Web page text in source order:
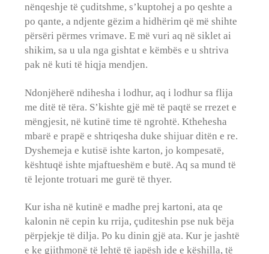
nënqeshje të çuditshme, s’kuptohej a po qeshte a
po qante, a ndjente gëzim a hidhërim që më shihte
përsëri përmes vrimave. E më vuri aq në siklet ai
shikim, sa u ula nga gishtat e këmbës e u shtriva
pak në kuti të hiqja mendjen.
Ndonjëherë ndihesha i lodhur, aq i lodhur sa flija
me ditë të tëra. S’kishte gjë më të paqtë se rrezet e
mëngjesit, në kutinë time të ngrohtë. Kthehesha
mbarë e prapë e shtriqesha duke shijuar ditën e re.
Dyshemeja e kutisë ishte karton, jo kompesatë,
kështuqë ishte mjaftueshëm e butë. Aq sa mund të
të lejonte trotuari me gurë të thyer.
Kur isha në kutinë e madhe prej kartoni, ata qe
kalonin në cepin ku rrija, çuditeshin pse nuk bëja
përpjekje të dilja. Po ku dinin gjë ata. Kur je jashtë
e ke gjithmonë të lehtë të japësh ide e këshilla, të